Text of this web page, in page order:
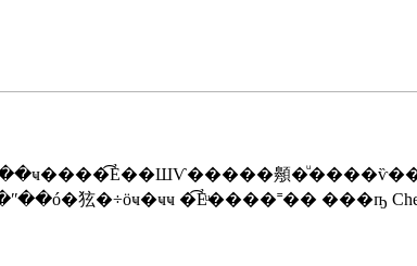
䫵�ͧ����ѷ��
�͡Ẻͧ����˭�� ���ҧ